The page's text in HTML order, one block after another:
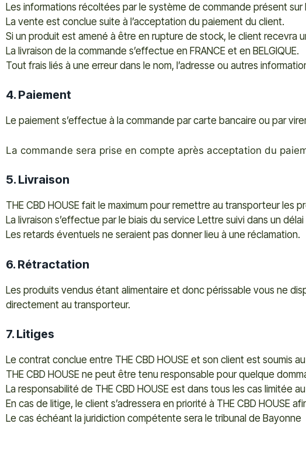
Les informations récoltées par le système de commande présent
La vente est conclue suite à l’acceptation du paiement du client.
Si un produit est amené à être en rupture de stock, le client recevra
La livraison de la commande s’effectue en FRANCE et en BELGIQUE.
Tout frais liés à une erreur dans le nom, l’adresse ou autres
4. Paiement
Le paiement s’effectue à la commande par carte bancaire ou par
La commande sera prise en compte après acceptation du
5. Livraison
THE CBD HOUSE fait le maximum pour remettre au transporteur
La livraison s’effectue par le biais du service Lettre suivi dans un
Les retards éventuels ne seraient pas donner lieu à une réclamation.
6. Rétractation
Les produits vendus étant alimentaire et donc périssable vous ne
directement au transporteur.
7. Litiges
Le contrat conclue entre THE CBD HOUSE et son client est soumis
THE CBD HOUSE ne peut être tenu responsable pour quelque
La responsabilité de THE CBD HOUSE est dans tous les cas limitée
En cas de litige, le client s’adressera en priorité à THE CBD HOUSE
Le cas échéant la juridiction compétente sera le tribunal de Bayonne